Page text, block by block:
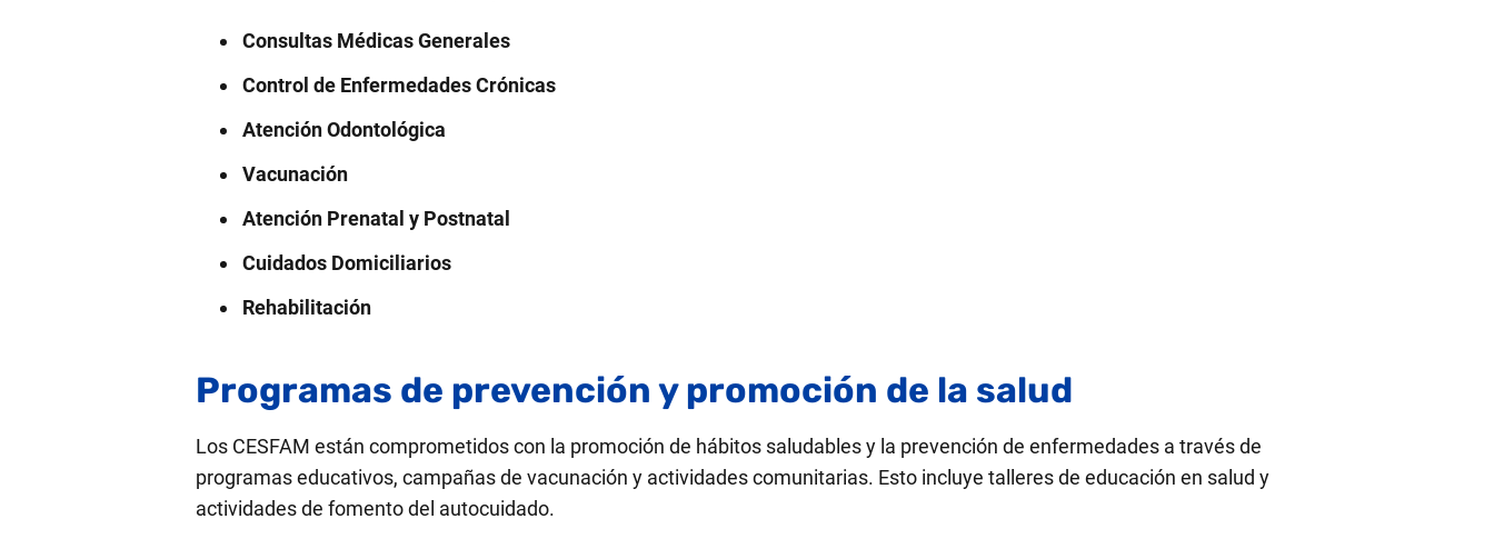
Consultas Médicas Generales
Control de Enfermedades Crónicas
Atención Odontológica
Vacunación
Atención Prenatal y Postnatal
Cuidados Domiciliarios
Rehabilitación
Programas de prevención y promoción de la salud
Los CESFAM están comprometidos con la promoción de hábitos saludables y la prevención de enfermedades a través de
programas educativos, campañas de vacunación y actividades comunitarias. Esto incluye talleres de educación en salud y
actividades de fomento del autocuidado​.